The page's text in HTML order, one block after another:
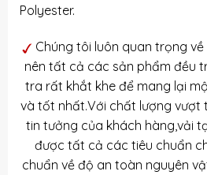
Polyester.
Chúng tôi luôn quan trọng
nên tất cả các sản phẩm đều
tra rất khắt khe để mang lại
và tốt nhất.Với chất lượng vượt
tin tưởng của khách hàng,vải
được tất cả các tiêu chuẩn
chuẩn về độ an toàn nguyên